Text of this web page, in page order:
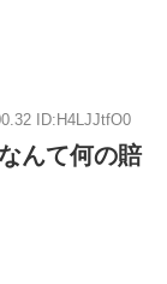
ID:H4LJJtfO0
んて何の賠